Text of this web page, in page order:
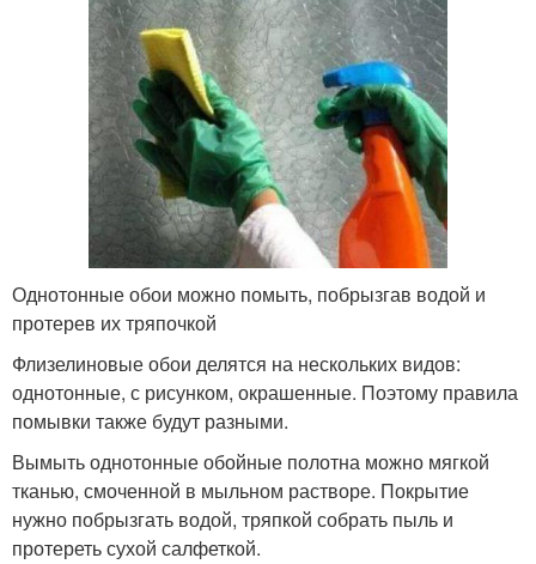
Однотонные обои можно помыть, побрызгав водой и
протерев их тряпочкой
Флизелиновые обои делятся на нескольких видов:
однотонные, с рисунком, окрашенные. Поэтому правила
помывки также будут разными.
Вымыть однотонные обойные полотна можно мягкой
тканью, смоченной в мыльном растворе. Покрытие
нужно побрызгать водой, тряпкой собрать пыль и
протереть сухой салфеткой.